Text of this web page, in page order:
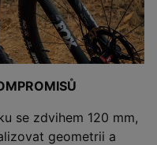
se zdvihem 120 mm,
geometrii a